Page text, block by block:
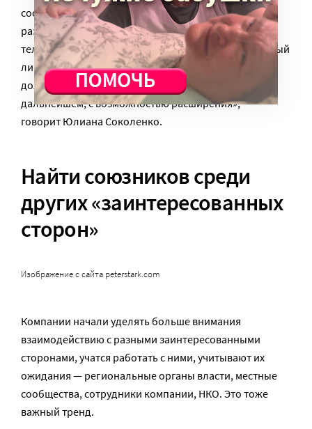
соответствии со своей специализацией: скажем,
развивать цифровую грамотность с
телекоммуникационными компаниями, а финансовый
ликбез – с банками. «Проекты должны быть
долгосрочными, с перспективой, с точками роста в
дальнейшем, с возможностью расширения», —
говорит Юлиана Соколенко.
Найти союзников среди
других «заинтересованных
сторон»
Изображение с сайта peterstark.com
Компании начали уделять больше внимания
взаимодействию с разными заинтересованными
сторонами, учатся работать с ними, учитывают их
ожидания — региональные органы власти, местные
сообщества, сотрудники компании, НКО. Это тоже
важный тренд.